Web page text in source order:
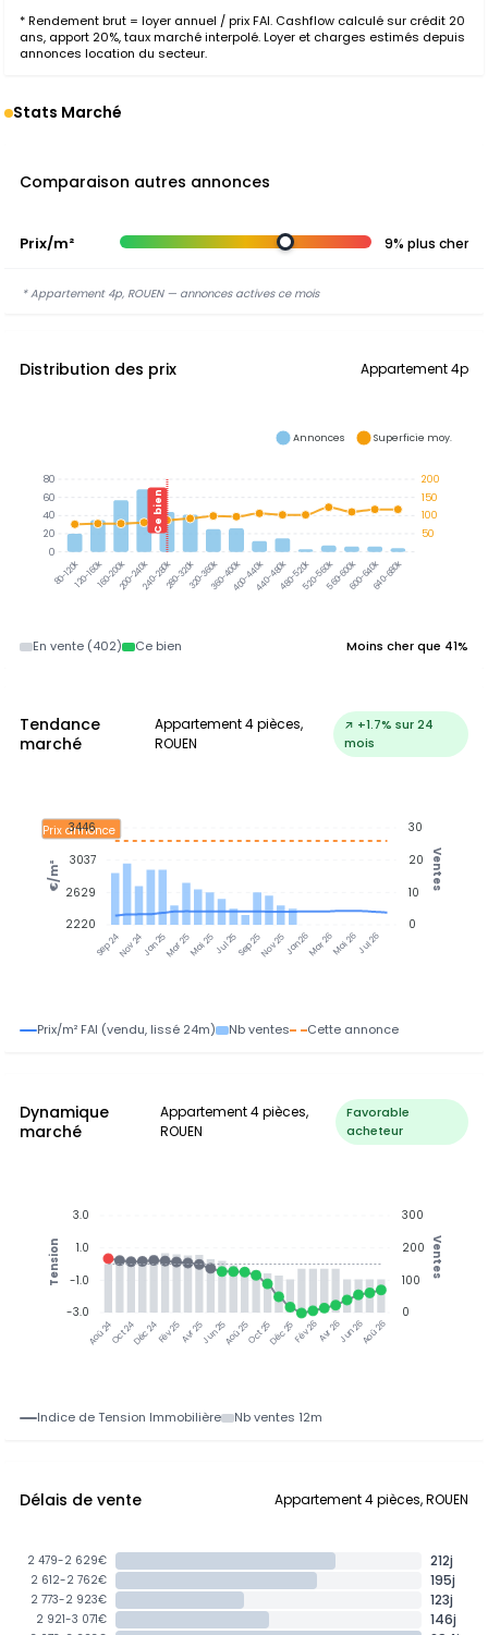
* Rendement brut = loyer annuel / prix FAI. Cashflow calculé sur crédit 20
ans, apport 20%, taux marché interpolé. Loyer et charges estimés depuis
annonces location du secteur.
Stats Marché
Comparaison autres annonces
Prix/m² 9% plus cher
* Appartement 4p, ROUEN — annonces actives ce mois
Distribution des prix Appartement 4p
80-120k120-160k160-200k200-240k240-280k280-320k320-360k360-400k400-440k440-480k480-520k520-560k560-600k600-640k640-680k
Ce bien
200
150
100
50
80
60
40
20
0
Annonces Superficie moy.
En vente (402) Ce bien Moins cher que 41%
Tendance
marché
Appartement 4 pièces,
ROUEN
↗ +1.7% sur 24
mois
Sep 24Nov 24Jan 25Mar 25Mai 25Jul 25Sep 25Nov 25Jan 26Mar 26Mai 26Jul 26
Prix annonce
30
20
10
0
Ventes
3446
3037
2629
2220
€/m²
Prix/m² FAI (vendu, lissé 24m) Nb ventes Cette annonce
Dynamique
marché
Appartement 4 pièces,
ROUEN
Favorable
acheteur
Aoû 24Oct 24Déc 24Fév 25Avr 25Jun 25Aoû 25Oct 25Déc 25Fév 26Avr 26Jun 26Aoû 26
300
200
100
0
Ventes
3.0
1.0
-1.0
-3.0
Tension
Indice de Tension Immobilière Nb ventes 12m
Délais de vente Appartement 4 pièces, ROUEN
2 479-2 629€ 212j
2 612-2 762€ 195j
2 773-2 923€ 123j
2 921-3 071€ 146j